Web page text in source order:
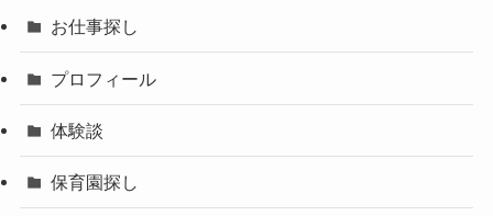
お仕事探し
プロフィール
体験談
保育園探し